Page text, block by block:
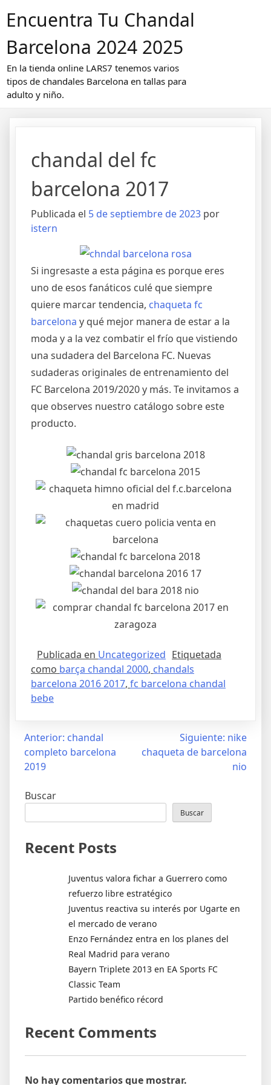
Encuentra Tu Chandal
Barcelona 2024 2025
En la tienda online LARS7 tenemos varios
tipos de chandales Barcelona en tallas para
adulto y niño.
chandal del fc
barcelona 2017
Publicada el 5 de septiembre de 2023 por
istern
Si ingresaste a esta página es porque eres
uno de esos fanáticos culé que siempre
quiere marcar tendencia, chaqueta fc
barcelona y qué mejor manera de estar a la
moda y a la vez combatir el frío que vistiendo
una sudadera del Barcelona FC. Nuevas
sudaderas originales de entrenamiento del
FC Barcelona 2019/2020 y más. Te invitamos a
que observes nuestro catálogo sobre este
producto.
Publicada en Uncategorized Etiquetada
como barça chandal 2000, chandals
barcelona 2016 2017, fc barcelona chandal
bebe
Navegación
Anterior: chandal
completo barcelona
2019
Siguiente: nike
chaqueta de barcelona
nio
Buscar
Buscar
Recent Posts
Juventus valora fichar a Guerrero como
refuerzo libre estratégico
Juventus reactiva su interés por Ugarte en
el mercado de verano
Enzo Fernández entra en los planes del
Real Madrid para verano
Bayern Triplete 2013 en EA Sports FC
Classic Team
Partido benéfico récord
Recent Comments
No hay comentarios que mostrar.